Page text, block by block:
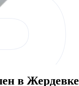
в Жердевке